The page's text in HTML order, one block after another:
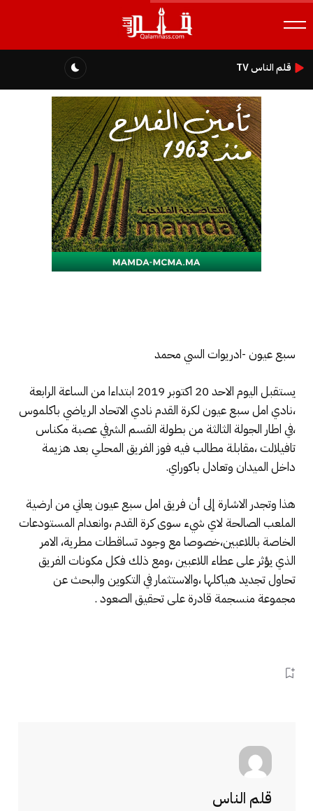
قلم الناس TV
سبع عيون -ادريوات السي محمد
يستقبل اليوم الاحد 20 اكتوبر 2019 ابتداءا من الساعة الرابعة
،نادي امل سبع عيون لكرة القدم نادي الاتحاد الرياضي باكلموس
،في اطار الجولة الثالثة من بطولة القسم الشرفي عصبة مكناس
تافيلالت ،مقابلة مطالب فيه فوز الفريق المحلي بعد هزيمة
داخل الميدان وتعادل باكوراي.
هذا وتجدر الاشارة إلى أن فريق امل سبع عيون يعاني من ارضية
الملعب الصالحة لاي شيء سوى كرة القدم ،وانعدام المستودعات
الخاصة باللاعبين،خصوصا مع وجود تساقطات مطرية، الامر
الذي يؤثر على عطاء اللاعبين ،ومع ذلك فكل مكونات الفريق
تحاول تجديد هياكلها ،والاستثمار في التكوين والبحث عن
مجموعة منسجمة قادرة على تحقيق الصعود .
قلم الناس